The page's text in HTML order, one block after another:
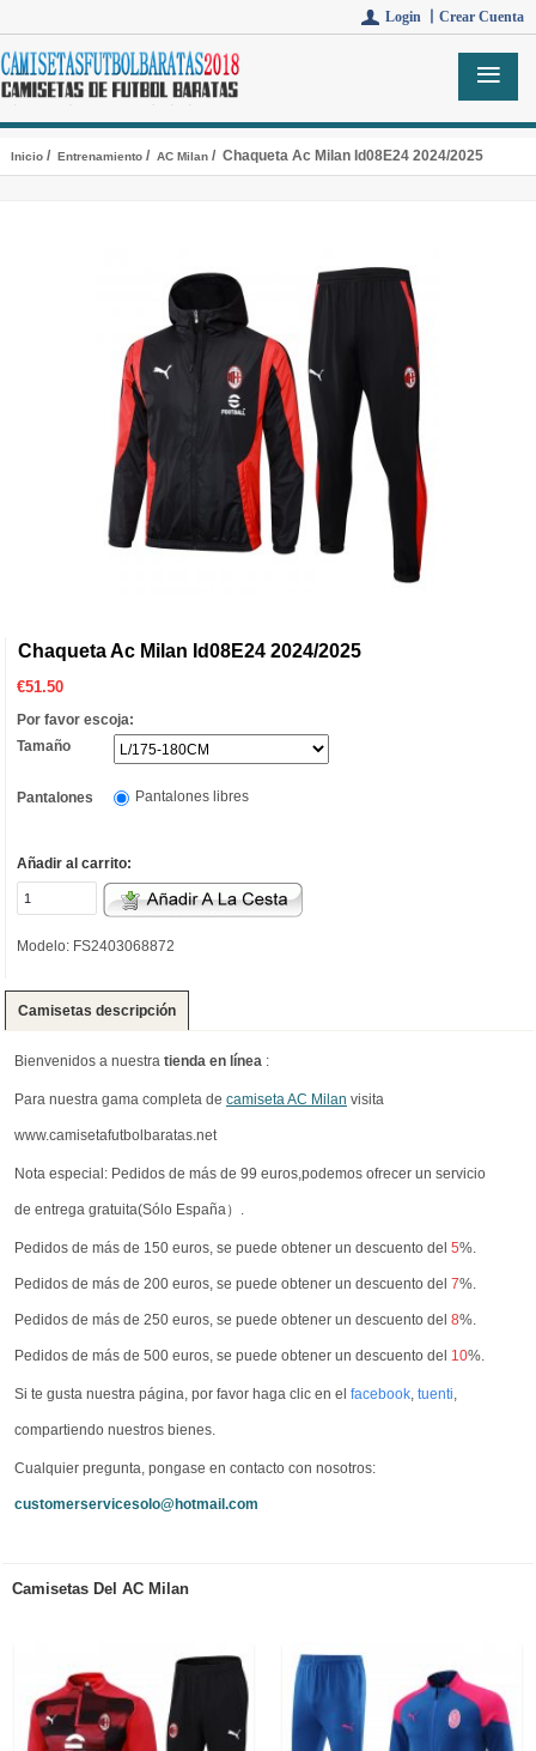
Login 丨 Crear Cuenta
Inicio/ Entrenamiento/ AC Milan/ Chaqueta Ac Milan Id08E24 2024/2025
Chaqueta Ac Milan Id08E24 2024/2025
€51.50
Por favor escoja:
Tamaño
Pantalones Pantalones libres
Añadir al carrito:
Modelo: FS2403068872
Camisetas descripción
Bienvenidos a nuestra tienda en línea :
Para nuestra gama completa de camiseta AC Milan visita
www.camisetafutbolbaratas.net
Nota especial: Pedidos de más de 99 euros,podemos ofrecer un servicio
de entrega gratuita(Sólo España）.
Pedidos de más de 150 euros, se puede obtener un descuento del 5%.
Pedidos de más de 200 euros, se puede obtener un descuento del 7%.
Pedidos de más de 250 euros, se puede obtener un descuento del 8%.
Pedidos de más de 500 euros, se puede obtener un descuento del 10%.
Si te gusta nuestra página, por favor haga clic en el facebook, tuenti,
compartiendo nuestros bienes.
Cualquier pregunta, pongase en contacto con nosotros:
customerservicesolo@hotmail.com
Camisetas Del AC Milan